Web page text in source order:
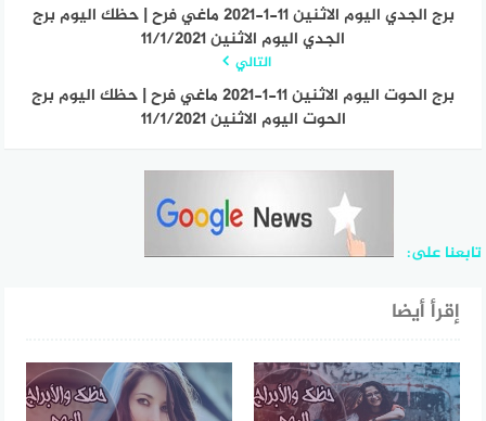
برج الجدي اليوم الاثنين 11-1-2021 ماغي فرح | حظك اليوم برج
الجدي اليوم الاثنين 11/1/2021
التالي
برج الحوت اليوم الاثنين 11-1-2021 ماغي فرح | حظك اليوم برج
الحوت اليوم الاثنين 11/1/2021
تابعنا على:
إقرأ أيضا